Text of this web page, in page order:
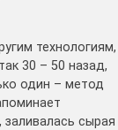
технологиям,
30 – 50 назад,
один – метод
сырая